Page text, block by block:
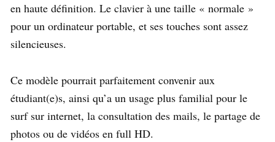
en haute définition. Le clavier à une taille « normale »
pour un ordinateur portable, et ses touches sont assez
silencieuses.
Ce modèle pourrait parfaitement convenir aux
étudiant(e)s, ainsi qu’a un usage plus familial pour le
surf sur internet, la consultation des mails, le partage de
photos ou de vidéos en full HD.